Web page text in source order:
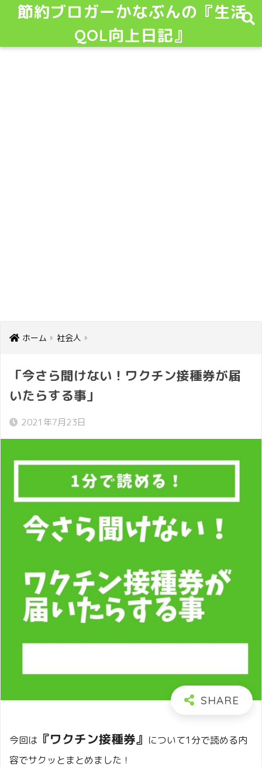
節約ブロガーかなぶんの『生活
QOL向上日記』
ホーム 社会人
「今さら聞けない！ワクチン接種券が届
いたらする事」
2021年7月23日
今回は 『ワクチン接種券』 について1分で読める内
容でサクッとまとめました！